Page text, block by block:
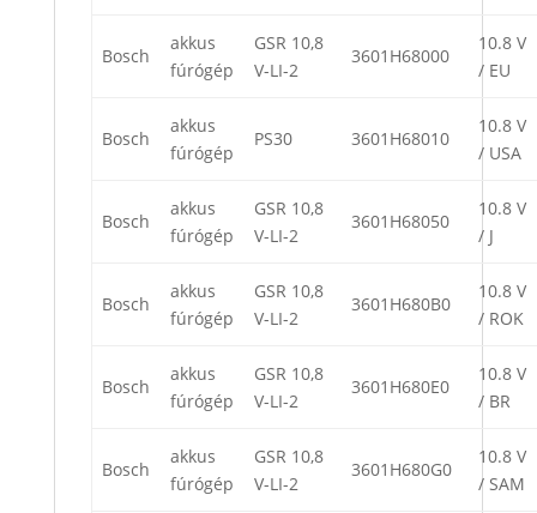
Bosch
akkus
fúrógép
GSR 10,8
V-LI-2
3601H68000
10.8 V
/ EU
Bosch
akkus
fúrógép
PS30 3601H68010
10.8 V
/ USA
Bosch
akkus
fúrógép
GSR 10,8
V-LI-2
3601H68050
10.8 V
/ J
Bosch
akkus
fúrógép
GSR 10,8
V-LI-2
3601H680B0
10.8 V
/ ROK
Bosch
akkus
fúrógép
GSR 10,8
V-LI-2
3601H680E0
10.8 V
/ BR
Bosch
akkus
fúrógép
GSR 10,8
V-LI-2
3601H680G0
10.8 V
/ SAM